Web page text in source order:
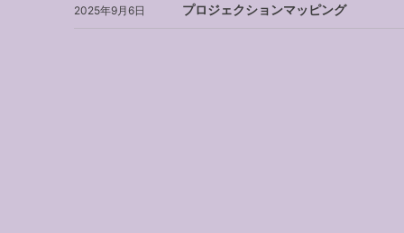
2025年9月6日 プロジェクションマッピング